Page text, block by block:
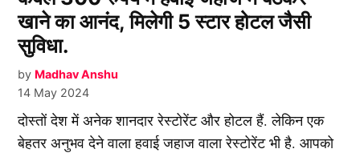
खाने का आनंद, मिलेगी 5 स्टार होटल जैसी
सुविधा.
by Madhav Anshu
14 May 2024
दोस्तों देश में अनेक शानदार रेस्टोरेंट और होटल हैं. लेकिन एक
बेहतर अनुभव देने वाला हवाई जहाज वाला रेस्टोरेंट भी है. आपको